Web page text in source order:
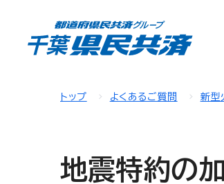
トップ よくあるご質問 新型
地震特約の